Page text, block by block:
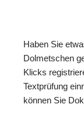
Haben Sie
Dolmetschen
Klicks
Textprüfung
können Sie